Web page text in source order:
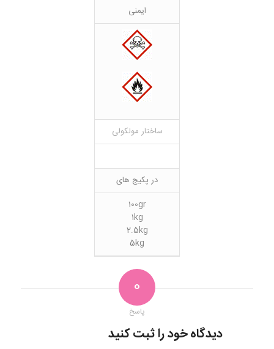
ایمنی
ساختار مولکولی
در پکیج های
100gr
1kg
2.5kg
5kg
0
پاسخ
دیدگاه خود را ثبت کنید